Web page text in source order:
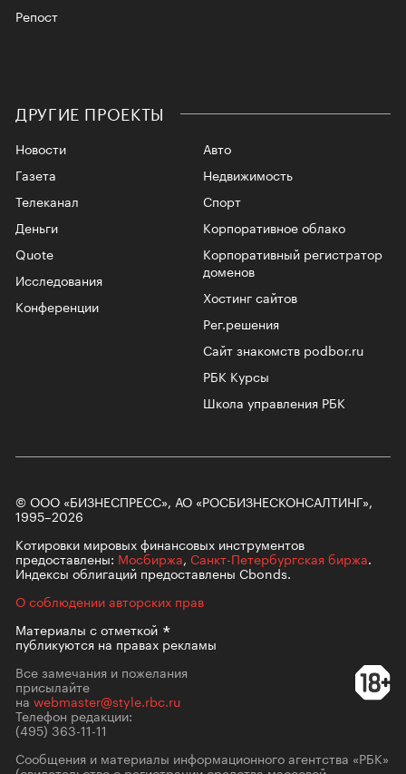
Репост
ДРУГИЕ ПРОЕКТЫ
Новости
Газета
Телеканал
Авто
Недвижимость
Спорт
Корпоративное облако
Корпоративный регистратор
доменов
Хостинг сайтов
Рег.решения
Сайт знакомств podbor.ru
РБК Курсы
Школа управления РБК
Деньги
Quote
Исследования
Конференции
© ООО «БИЗНЕСПРЕСС», АО «РОСБИЗНЕСКОНСАЛТИНГ»,
1995–2026
Котировки мировых финансовых инструментов
предоставлены: Мосбиржа, Санкт-Петербургская биржа.
Индексы облигаций предоставлены Cbonds.
О соблюдении авторских прав
Материалы сотметкой
публикуются на правах рекламы
Все замечания и пожелания
присылайте
на webmaster@style.rbc.ru
Телефон редакции:
(495) 363-11-11
Сообщения и материалы информационного агентства «РБК»